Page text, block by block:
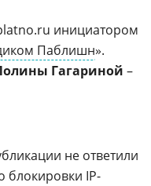
инициатором
Паблишн».
Гагариной –
не ответили
блокировки IP-